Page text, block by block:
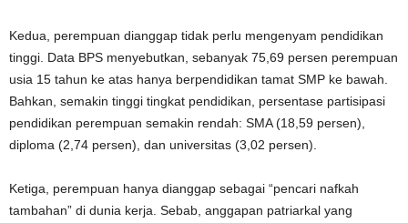
Kedua, perempuan dianggap tidak perlu mengenyam pendidikan
tinggi. Data BPS menyebutkan, sebanyak 75,69 persen perempuan
usia 15 tahun ke atas hanya berpendidikan tamat SMP ke bawah.
Bahkan, semakin tinggi tingkat pendidikan, persentase partisipasi
pendidikan perempuan semakin rendah: SMA (18,59 persen),
diploma (2,74 persen), dan universitas (3,02 persen).
Ketiga, perempuan hanya dianggap sebagai “pencari nafkah
tambahan” di dunia kerja. Sebab, anggapan patriarkal yang